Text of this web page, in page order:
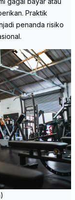
Praktik
penanda risiko